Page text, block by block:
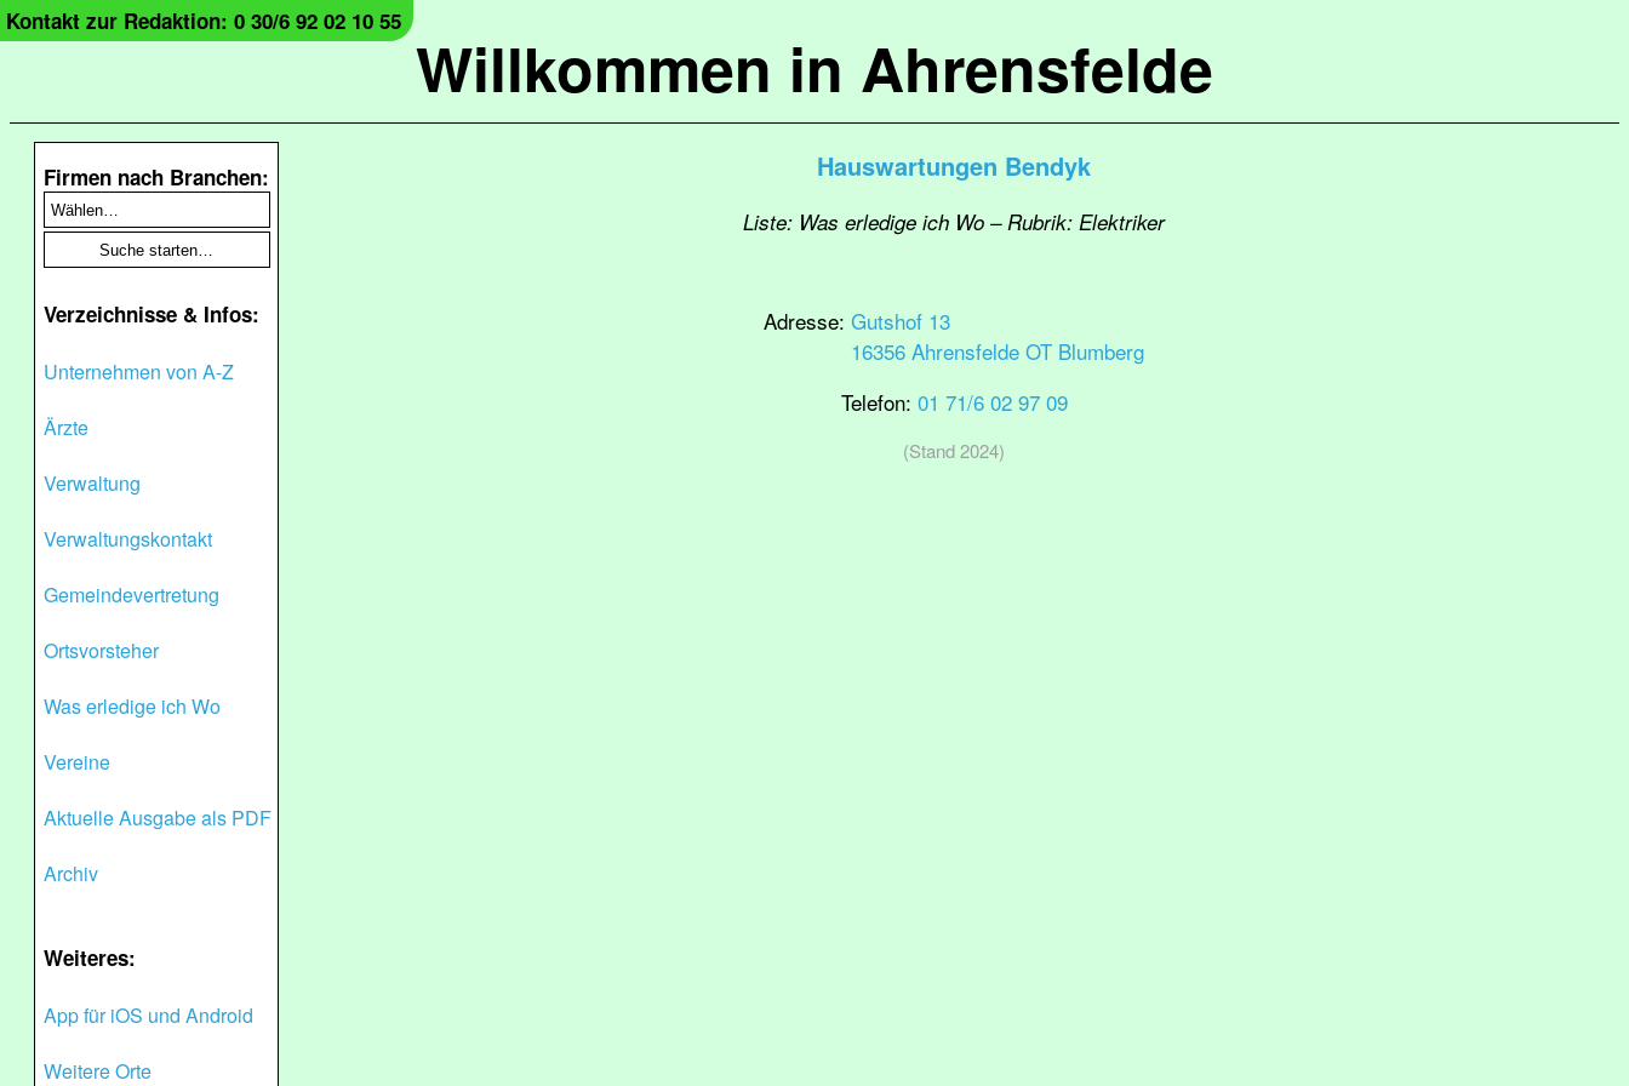
Willkommen in Ahrensfelde
Kontakt zur Redaktion: 0 30/6 92 02 10 55
Firmen nach Branchen:
Verzeichnisse & Infos:
Unternehmen von A-Z
Ärzte
Verwaltung
Verwaltungskontakt
Gemeindevertretung
Ortsvorsteher
Was erledige ich Wo
Vereine
Aktuelle Ausgabe als PDF
Archiv
Weiteres:
App für iOS und Android
Weitere Orte
Hauswartungen Bendyk
Liste: Was erledige ich Wo – Rubrik: Elektriker
Adresse: Gutshof 13
16356 Ahrensfelde OT Blumberg
Telefon: 01 71/6 02 97 09
(Stand 2024)